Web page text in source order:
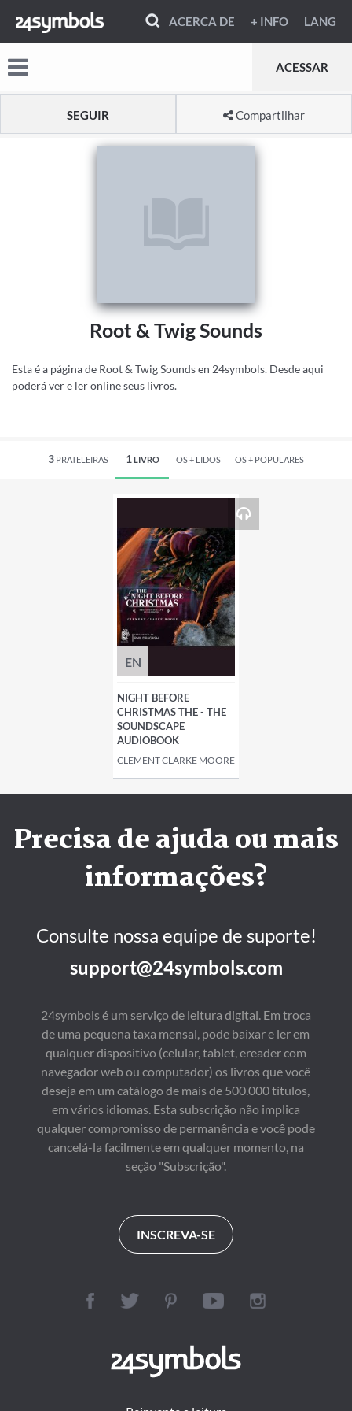
ACERCA DE + INFO LANG
ACESSAR
SEGUIR Compartilhar
Root & Twig Sounds
Esta é a página de Root & Twig Sounds en 24symbols. Desde aqui
poderá ver e ler online seus livros.
3 PRATELEIRAS 1 LIVRO OS + LIDOS OS + POPULARES
EN
NIGHT BEFORE
CHRISTMAS THE - THE
SOUNDSCAPE
AUDIOBOOK
CLEMENT CLARKE MOORE
Precisa de ajuda ou mais
informações?
Consulte nossa equipe de suporte!
support@24symbols.com
24symbols é um serviço de leitura digital. Em troca
de uma pequena taxa mensal, pode baixar e ler em
qualquer dispositivo (celular, tablet, ereader com
navegador web ou computador) os livros que você
deseja em um catálogo de mais de 500.000 títulos,
em vários idiomas. Esta subscrição não implica
qualquer compromisso de permanência e você pode
cancelá-la facilmente em qualquer momento, na
seção "Subscrição".
INSCREVA-SE